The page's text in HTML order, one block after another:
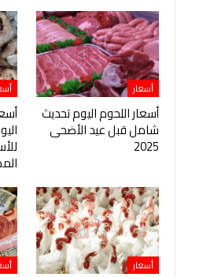
أسعار
أسعار اللحوم اليوم تحديث
شامل قبل عيد الأضحى
2025
أسعار